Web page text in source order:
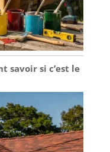
savoir si c’est le